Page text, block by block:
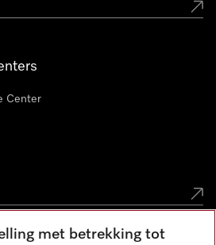
Center
met betrekking tot